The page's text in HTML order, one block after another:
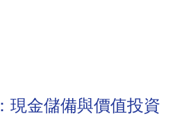
現金儲備與價值投資